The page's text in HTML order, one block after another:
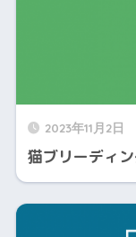
2023年11月2日
猫ブリーディ